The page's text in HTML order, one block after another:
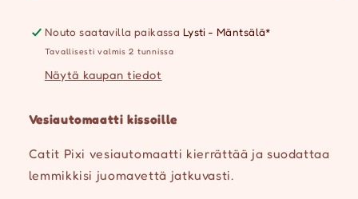
Nouto saatavilla paikassa Lysti - Mäntsälä*
Tavallisesti valmis 2 tunnissa
Näytä kaupan tiedot
Vesiautomaatti kissoille
Catit Pixi vesiautomaatti kierrättää ja suodattaa
lemmikkisi juomavettä jatkuvasti.